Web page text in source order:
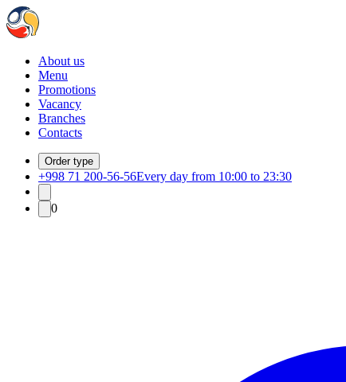
About us
Menu
Promotions
Vacancy
Branches
Contacts
Order type
+998 71 200-56-56Every day from 10:00 to 23:30
0